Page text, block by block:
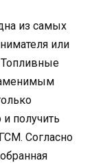
из самых
или
Топливные
получить
Согласно